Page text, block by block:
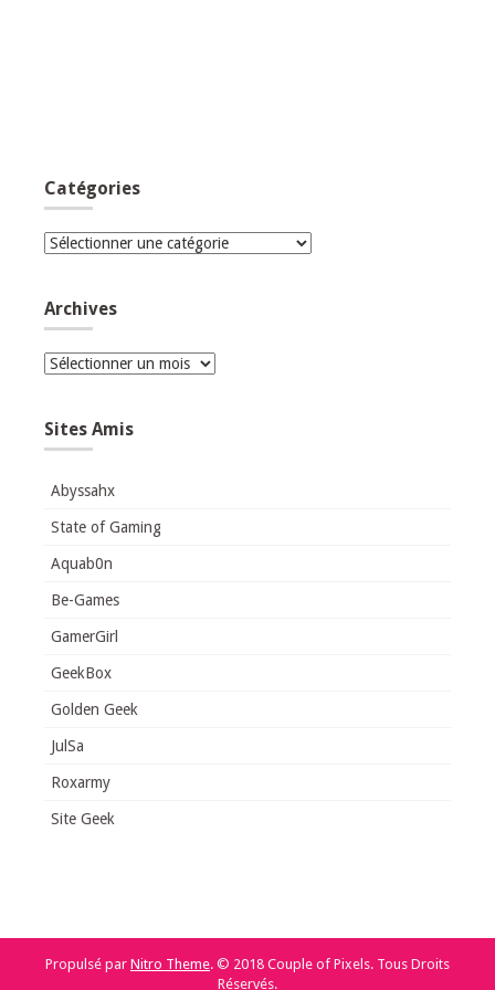
Catégories
Catégories
Archives
Archives
Sites Amis
Abyssahx
State of Gaming
Aquab0n
Be-Games
GamerGirl
GeekBox
Golden Geek
JulSa
Roxarmy
Site Geek
Propulsé par Nitro Theme. © 2018 Couple of Pixels. Tous Droits
Réservés.